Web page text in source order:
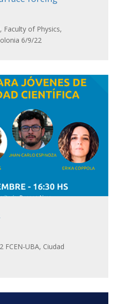
Faculty of Physics,
6/9/22
FCEN-UBA, Ciudad